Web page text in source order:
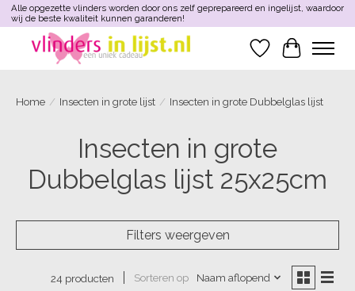
Alle opgezette vlinders worden door ons zelf geprepareerd en ingelijst, waardoor
wij de beste kwaliteit kunnen garanderen!
Verlanglijst
Home / Insecten in grote lijst / Insecten in grote Dubbelglas lijst
Insecten in grote
Dubbelglas lijst 25x25cm
Filters weergeven
24 producten Sorteren op Naam aflopend